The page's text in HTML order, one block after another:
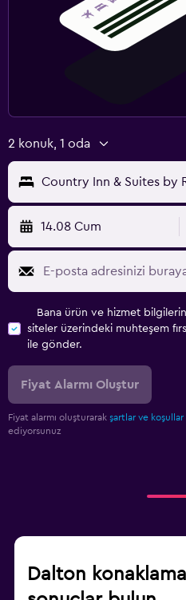
2 konuk, 1 oda
Country Inn & Suites by
14.08 Cum
Bana ürün ve hizmet
siteler üzerindeki muhteşem
ile gönder.
Fiyat Alarmı Oluştur
Fiyat alarmı oluşturarak şartlar ve koşullar
ediyorsunuz
Dalton